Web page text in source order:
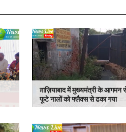
ग़ाज़ियाबाद में मुख्यमंत्री के
फूटे नालों को फ्लैक्स से ढका गया